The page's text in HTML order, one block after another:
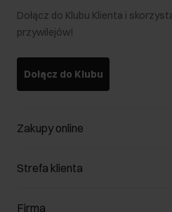
Dołącz do Klubu Klienta i
przywilejów!
Dołącz do Klubu
Zakupy online
Zarządzaj cookies
Strefa klienta
Klub Klienta
Firma